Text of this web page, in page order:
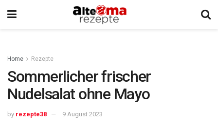
Home Rezepte
Sommerlicher frischer
Nudelsalat ohne Mayo
by rezepte38 9 August 2023